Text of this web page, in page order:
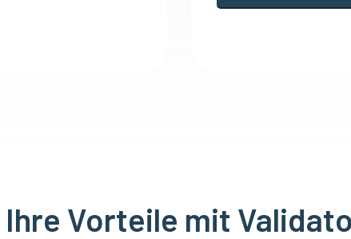
Ihre Vorteile mit Validato